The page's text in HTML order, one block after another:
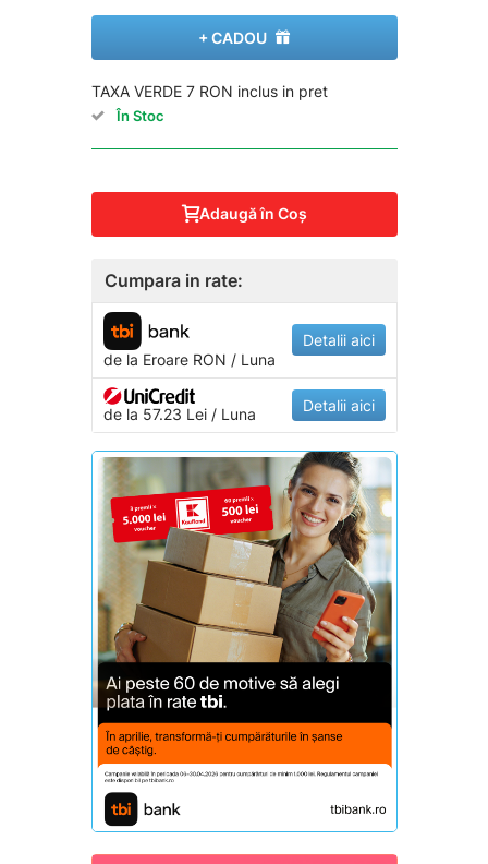
+ CADOU
TAXA VERDE 7 RON inclus in pret
În Stoc
Adaugă în Coş
Cumpara in rate:
de la EroareRON / Luna
Detalii aici
de la 57.23 Lei / Luna Detalii aici